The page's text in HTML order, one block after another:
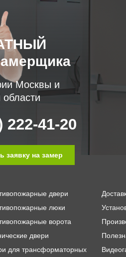
Москвы и
222-41-20
заявку на замер
двери
люки
ворота
двери
для трансформаторных